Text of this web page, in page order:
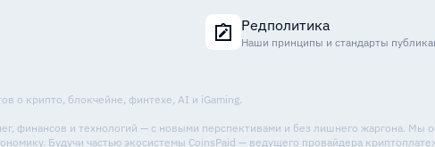
Редполитика
Наши принципы и стандарты
о крипто, блокчейне, финтехе, AI и iGaming.
финансов и технологий — с новыми перспективами и без лишнего жаргона.
Будучи частью экосистемы CoinsPaid — ведущего провайдера